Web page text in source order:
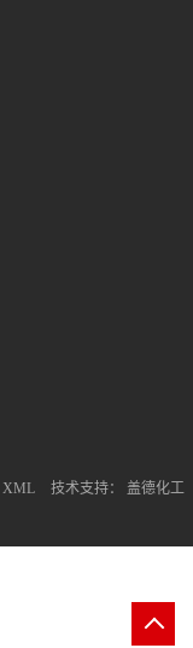
XML 技术支持：
盖德化工